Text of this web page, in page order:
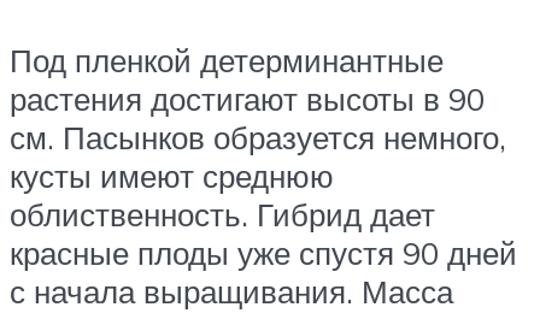
Под пленкой детерминантные
растения достигают высоты в 90
см. Пасынков образуется немного,
кусты имеют среднюю
облиственность. Гибрид дает
красные плоды уже спустя 90 дней
с начала выращивания. Масса